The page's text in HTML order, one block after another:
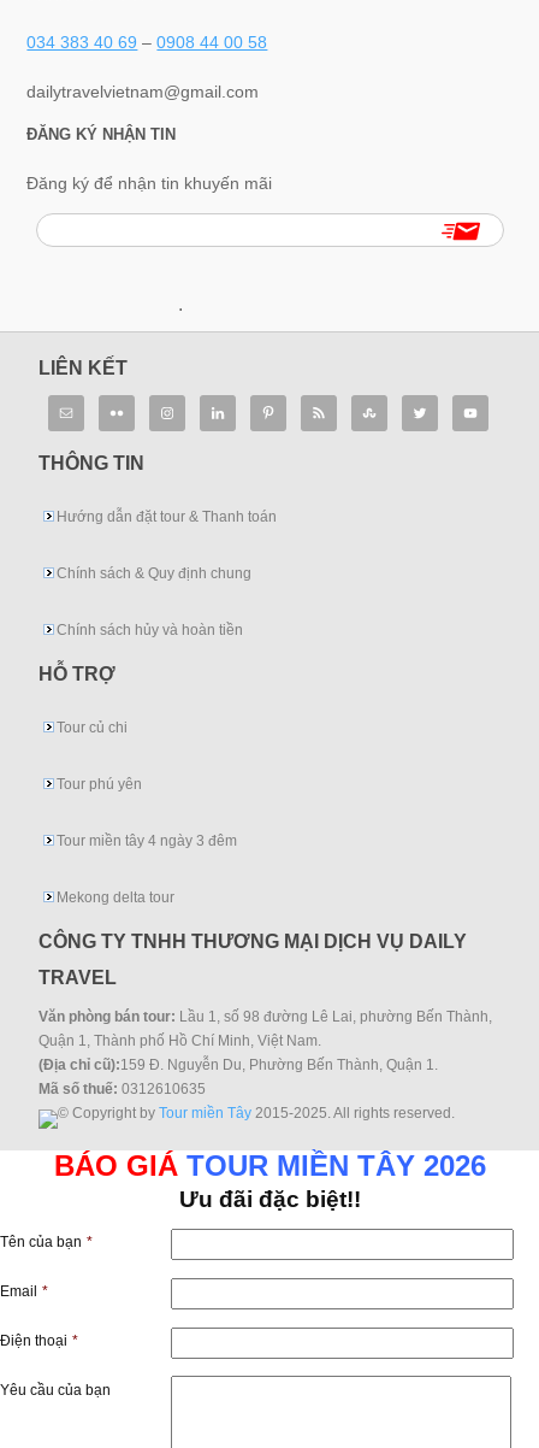
034 383 40 69 –0908 44 00 58
dailytravelvietnam@gmail.com
ĐĂNG KÝ NHẬN TIN
Đăng ký để nhận tin khuyến mãi
.
LIÊN KẾT
THÔNG TIN
Hướng dẫn đặt tour & Thanh toán
Chính sách & Quy định chung
Chính sách hủy và hoàn tiền
HỖ TRỢ
Tour củ chi
Tour phú yên
Tour miền tây 4 ngày 3 đêm
Mekong delta tour
CÔNG TY TNHH THƯƠNG MẠI DỊCH VỤ DAILY
TRAVEL
Văn phòng bán tour: Lầu 1, số 98 đường Lê Lai, phường Bến Thành,
Quận 1, Thành phố Hồ Chí Minh, Việt Nam.
(Địa chỉ cũ):159 Đ. Nguyễn Du, Phường Bến Thành, Quận 1.
Mã số thuế: 0312610635
© Copyright byTour miền Tây 2015-2025. All rights reserved.
BÁO GIÁ TOUR MIỀN TÂY 2026
Ưu đãi đặc biệt!!
Tên của bạn *
Email *
Điện thoại *
Yêu cầu của bạn